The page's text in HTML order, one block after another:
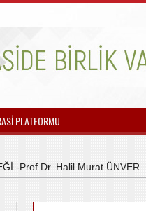
PLATFORMU
Halil Murat ÜNVER